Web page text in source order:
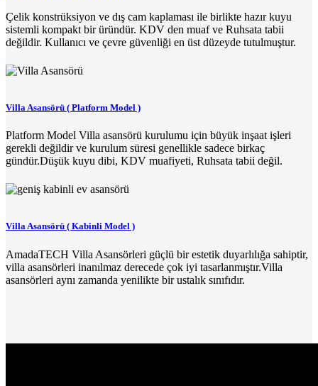
Çelik konstrüksiyon ve dış cam kaplaması ile birlikte hazır kuyu
sistemli kompakt bir üründür. KDV den muaf ve Ruhsata tabii
değildir. Kullanıcı ve çevre güvenliği en üst düzeyde tutulmuştur.
Villa Asansörü ( Platform Model )
Platform Model Villa asansörü kurulumu için büyük inşaat işleri
gerekli değildir ve kurulum süresi genellikle sadece birkaç
gündür.Düşük kuyu dibi, KDV muafiyeti, Ruhsata tabii değil.
Villa Asansörü ( Kabinli Model )
AmadaTECH Villa Asansörleri güçlü bir estetik duyarlılığa sahiptir,
villa asansörleri inanılmaz derecede çok iyi tasarlanmıştır.Villa
asansörleri aynı zamanda yenilikte bir ustalık sınıfıdır.